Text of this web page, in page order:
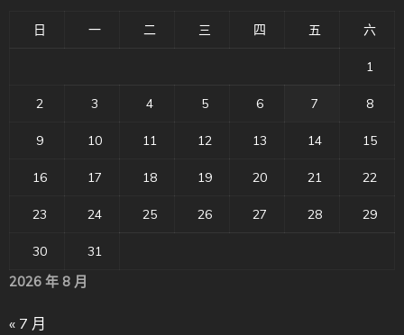
2026 年 8 月
日 一 二 三 四 五 六
1
2 3 4 5 6 7 8
9 10 11 12 13 14 15
16 17 18 19 20 21 22
23 24 25 26 27 28 29
30 31
« 7 月